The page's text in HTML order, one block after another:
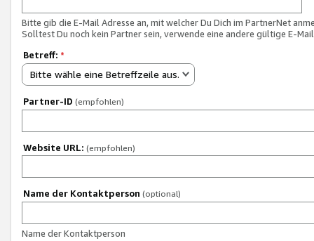
Bitte gib die E-Mail Adresse an, mit welcher Du Dich im PartnerNet
Solltest Du noch kein Partner sein, verwende eine andere gültige E-
Betreff: *
Bitte wähle eine Betreffzeile aus.
Partner-ID (empfohlen)
Website URL: (empfohlen)
Name der Kontaktperson (optional)
Name der Kontaktperson